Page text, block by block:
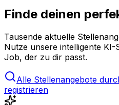
Finde deinen
Tausende aktuelle
Nutze unsere intelligente
Job, der zu dir passt.
Alle Stellenangebote
registrieren